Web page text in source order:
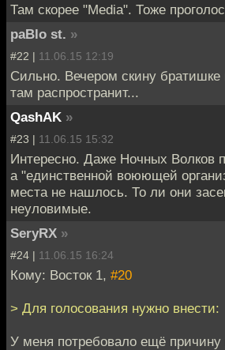
Там скорее "Media". Тоже
paBlo st. »
#22 | 11.06.15 12:19
Сильно. Вечером скину братишке
там распространит...
QashAK »
#23 | 11.06.15 15:32
Интересно. Даже Ночных Волков
а "единственной воюющей
места не нашлось. То ли они
неуловимые.
SeryRX »
#24 | 11.06.15 16:24
Кому: Восток 1, #20
> Для голосования нужно внести:
У меня потребовало ещё причину